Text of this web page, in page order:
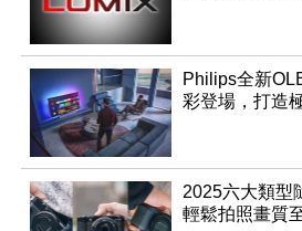
Philips全新
彩登場，打造
2025六大類型
輕鬆拍照畫質